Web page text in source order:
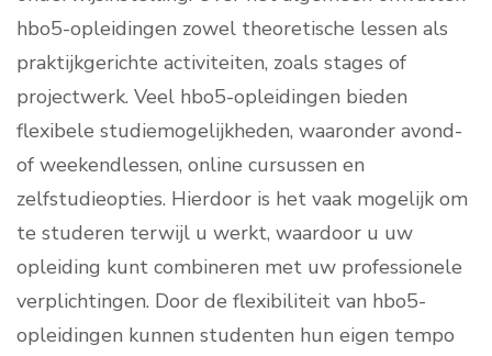
hbo5-opleidingen zowel theoretische lessen als
praktijkgerichte activiteiten, zoals stages of
projectwerk. Veel hbo5-opleidingen bieden
flexibele studiemogelijkheden, waaronder avond-
of weekendlessen, online cursussen en
zelfstudieopties. Hierdoor is het vaak mogelijk om
te studeren terwijl u werkt, waardoor u uw
opleiding kunt combineren met uw professionele
verplichtingen. Door de flexibiliteit van hbo5-
opleidingen kunnen studenten hun eigen tempo